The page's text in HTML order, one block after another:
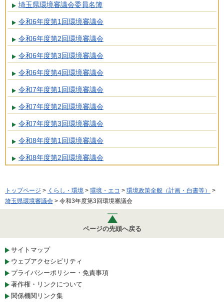
埼玉県環境審議会委員名簿
令和6年度第1回環境審議会
令和6年度第2回環境審議会
令和6年度第3回環境審議会
令和6年度第4回環境審議会
令和7年度第1回環境審議会
令和7年度第2回環境審議会
令和7年度第3回環境審議会
令和8年度第1回環境審議会
令和8年度第2回環境審議会
トップページ > くらし・環境 > 環境・エコ > 環境政策全般（計画・白書等）
>
埼玉県環境審議会 > 令和3年度第3回環境審議会
ページの先頭へ戻る
サイトマップ
ウェブアクセシビリティ
プライバシーポリシー・免責事項
著作権・リンクについて
関係機関リンク集